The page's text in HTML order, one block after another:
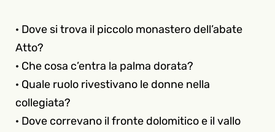
· Dove si trova il piccolo monastero dell’abate
Atto?
· Che cosa c’entra la palma dorata?
· Quale ruolo rivestivano le donne nella
collegiata?
· Dove correvano il fronte dolomitico e il vallo